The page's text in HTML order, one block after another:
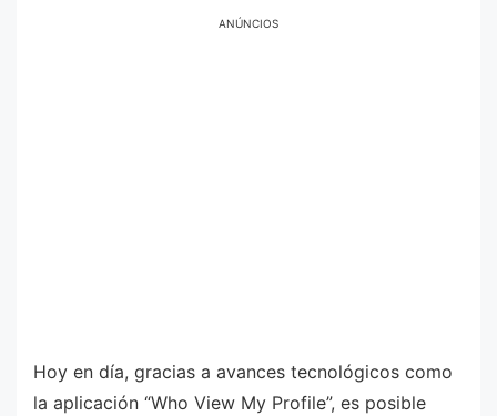
ANÚNCIOS
Hoy en día, gracias a avances tecnológicos como
la aplicación “Who View My Profile”, es posible